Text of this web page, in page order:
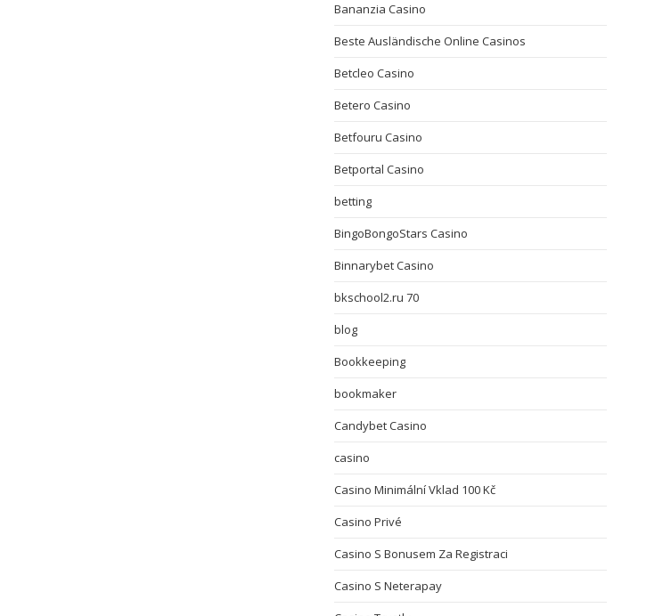
Bananzia Casino
Beste Ausländische Online Casinos
Betcleo Casino
Betero Casino
Betfouru Casino
Betportal Casino
betting
BingoBongoStars Casino
Binnarybet Casino
bkschool2.ru 70
blog
Bookkeeping
bookmaker
Candybet Casino
casino
Casino Minimální Vklad 100 Kč
Casino Privé
Casino S Bonusem Za Registraci
Casino S Neterapay